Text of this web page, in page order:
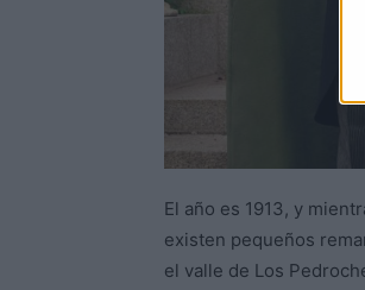
El año es 1913, y
existen pequeños
el valle de Los